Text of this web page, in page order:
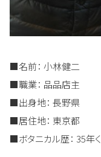
■名前： 小林健二
■職業： 品品店主
■出身地： 長野県
■居住地： 東京都
■ボタニカル歴： 35年